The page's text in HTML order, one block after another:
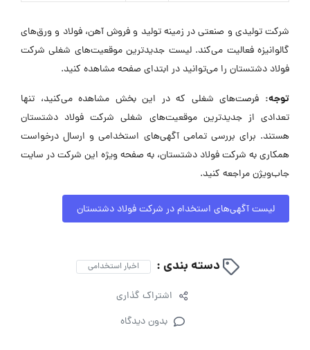
شرکت تولیدی و صنعتی در زمینه تولید و فروش آهن، فولاد و ورق‌های
گالوانیزه فعالیت می‌کند. لیست جدیدترین موقعیت‌های شغلی شرکت
فولاد دشتستان را می‌توانید در ابتدای صفحه مشاهده کنید.
توجه: فرصت‌های شغلی که در این بخش مشاهده می‌کنید، تنها
تعدادی از جدیدترین موقعیت‌های شغلی شرکت فولاد دشتستان
هستند. برای بررسی تمامی آگهی‌های استخدامی و ارسال درخواست
همکاری به شرکت فولاد دشتستان، به صفحه ویژه این شرکت در سایت
جاب‌ویژن مراجعه کنید.
لیست آگهی‌های استخدام در شرکت فولاد دشتستان
دسته بندی : اخبار استخدامی
اشتراک گذاری
بدون دیدگاه